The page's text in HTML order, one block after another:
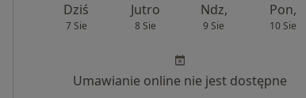
Dziś
7 Sie
Jutro
8 Sie
Ndz,
9 Sie
Pon,
10 Sie
Umawianie online nie jest dostępne